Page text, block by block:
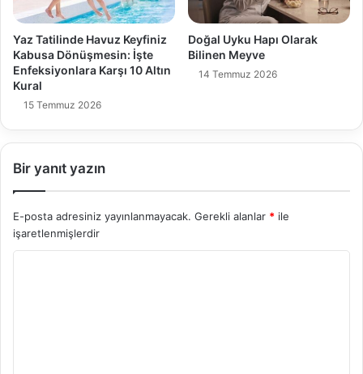
Yaz Tatilinde Havuz Keyfiniz
Kabusa Dönüşmesin: İşte
Enfeksiyonlara Karşı 10 Altın
Kural
15 Temmuz 2026
Doğal Uyku Hapı Olarak
Bilinen Meyve
14 Temmuz 2026
Bir yanıt yazın
E-posta adresiniz yayınlanmayacak. Gerekli alanlar * ile
işaretlenmişlerdir